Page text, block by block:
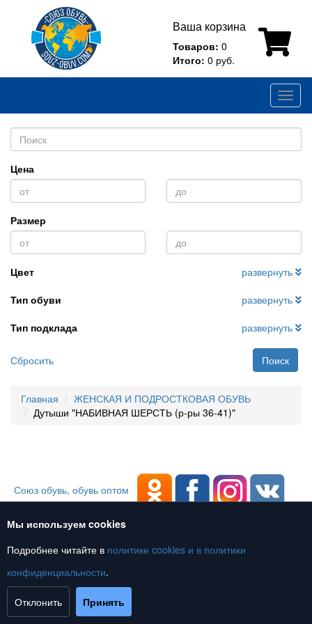
Ваша корзина
Товаров: 0
Итого: 0 руб.
Цена
Размер
Цвет
развернуть
Тип обуви
развернуть
Тип подклада
развернуть
Сбросить Поиск
Главная
ЖЕНСКАЯ И ПОДРОСТКОВАЯ ОБУВЬ
Дутыши "НАБИВНАЯ ШЕРСТЬ (р-ры 36-41)"
Союз обувь, обувь оптом
Текущее состояние cookie:
Мы используем cookies
Подробнее читайте в политике cookies и в политики
конфиденциальности.
Отклонить Принять